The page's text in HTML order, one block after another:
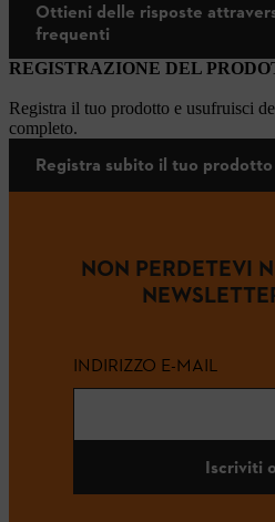
Ottieni delle risposte
frequenti
REGISTRAZIONE DEL
Registra il tuo prodotto e usufruisci
completo.
Registra subito il tuo prodotto
NON PERDETEVI
INDIRIZZO E-MAIL
Iscriviti